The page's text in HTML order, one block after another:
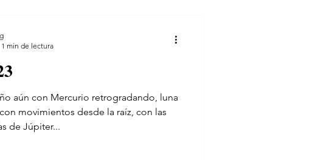
aún con Mercurio retrogradando, luna
movimientos desde la raíz, con las
de Júpiter...
1 min de lectura